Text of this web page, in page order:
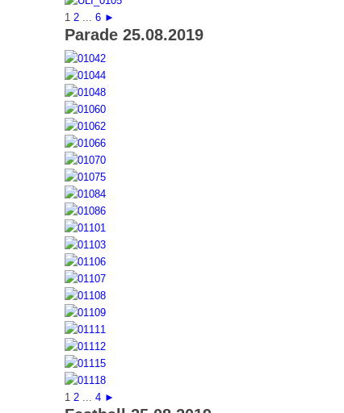
1 2 ... 6 ►
Parade 25.08.2019
1 2 ... 4 ►